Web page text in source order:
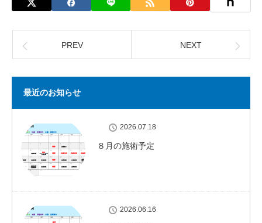
PREV NEXT
最近のお知らせ
2026.07.18
８月の施術予定
2026.06.16